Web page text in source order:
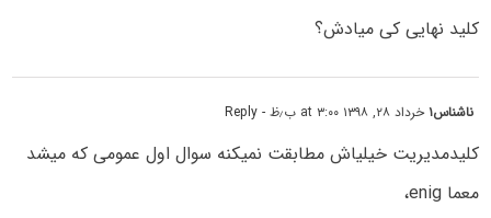
کلید نهایی کی میادش؟
ناشناس۱ خرداد ۲۸, ۱۳۹۸ at ۳:۰۰ ب٫ظ - Reply
کلیدمدیریت خیلیاش مطابقت نمیکنه سوال اول عمومی که میشد
معما enig،